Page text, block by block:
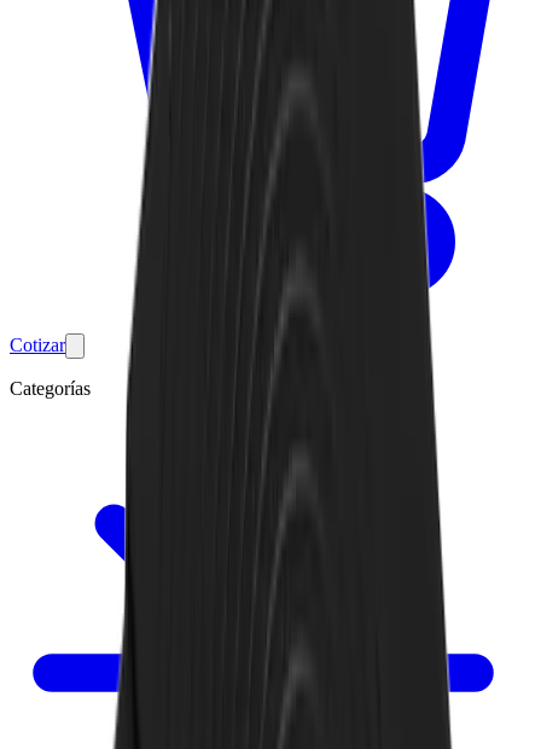
Cotizar
Categorías